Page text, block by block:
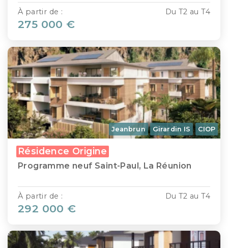
Du T2 au T4
À partir de :
275 000 €
Jeanbrun Girardin IS CIOP
Résidence Origine
Programme neuf Saint-Paul, La Réunion
Du T2 au T4
À partir de :
292 000 €